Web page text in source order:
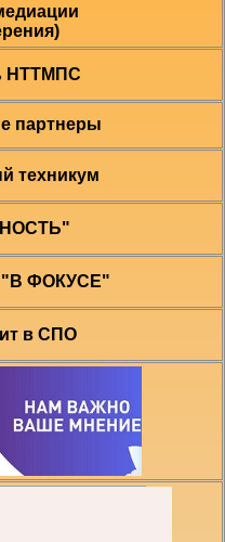
НТТМПС
партнеры
техникум
"В ФОКУСЕ"
в СПО